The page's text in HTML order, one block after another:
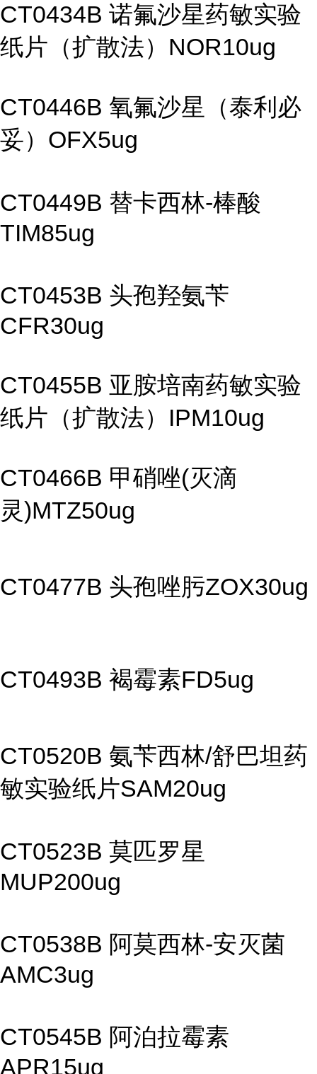
CT0434B 诺氟沙星药敏实验
纸片（扩散法）NOR10ug
CT0446B 氧氟沙星（泰利必
妥）OFX5ug
CT0449B 替卡西林-棒酸
TIM85ug
CT0453B 头孢羟氨苄
CFR30ug
CT0455B 亚胺培南药敏实验
纸片（扩散法）IPM10ug
CT0466B 甲硝唑(灭滴
灵)MTZ50ug
CT0477B 头孢唑肟ZOX30ug
CT0493B 褐霉素FD5ug
CT0520B 氨苄西林/舒巴坦药
敏实验纸片SAM20ug
CT0523B 莫匹罗星
MUP200ug
CT0538B 阿莫西林-安灭菌
AMC3ug
CT0545B 阿泊拉霉素
APR15ug